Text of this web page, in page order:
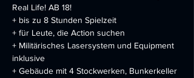
Real Life! AB 18!
+ bis zu 8 Stunden Spielzeit
+ für Leute, die Action suchen
+ Militärisches Lasersystem und Equipment
inklusive
+ Gebäude mit 4 Stockwerken, Bunkerkeller